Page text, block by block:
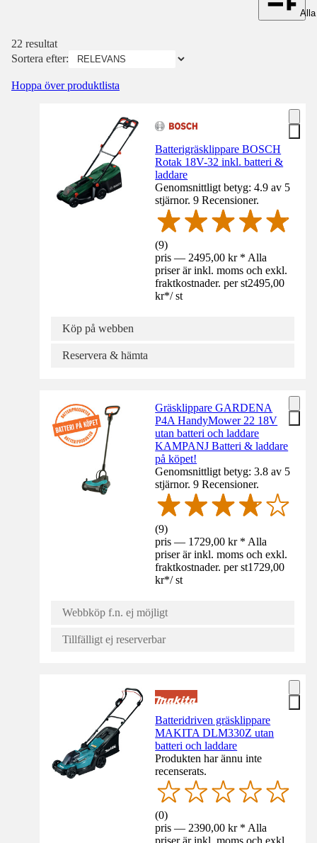
22 resultat
Sortera efter:
Hoppa över produktlista
Batterigräsklippare BOSCH
Rotak 18V-32 inkl. batteri &
laddare
Genomsnittligt betyg: 4.9 av 5
stjärnor. 9 Recensioner.
(9)
pris — 2495,00 kr * Alla
priser är inkl. moms och exkl.
fraktkostnader. per st2495,00
kr*/ st
Köp på webben
Reservera & hämta
Gräsklippare GARDENA
P4A HandyMower 22 18V
utan batteri och laddare
KAMPANJ Batteri & laddare
på köpet!
Genomsnittligt betyg: 3.8 av 5
stjärnor. 9 Recensioner.
(9)
pris — 1729,00 kr * Alla
priser är inkl. moms och exkl.
fraktkostnader. per st1729,00
kr*/ st
Webbköp f.n. ej möjligt
Tillfälligt ej reserverbar
Batteridriven gräsklippare
MAKITA DLM330Z utan
batteri och laddare
Produkten har ännu inte
recenserats.
(0)
pris — 2390,00 kr * Alla